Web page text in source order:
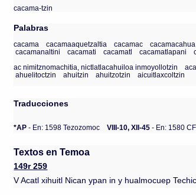
cacama-tzin
Palabras
cacama cacamaaquetzaltia cacamac cacamacahua
cacamanaltini
cacamati cacamatl cacamatlapani
ac nimitznomachitia, nictlatlacahuiloa inmoyollotzin
ahuelitoctzin
ahuitzin ahuitzotzin aicuitlaxcoltzin
Traducciones
*AP - En: 1598 Tezozomoc VIII-10, XII-45 - En: 1580
Textos en Temoa
149r 259
V Acatl xihuitl Nican ypan in y hualmocuep